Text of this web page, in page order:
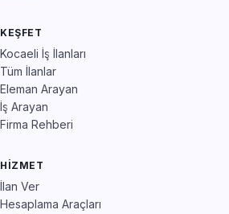
KEŞFET
Kocaeli İş İlanları
Tüm İlanlar
Eleman Arayan
İş Arayan
Firma Rehberi
HIZMET
İlan Ver
Hesaplama Araçları